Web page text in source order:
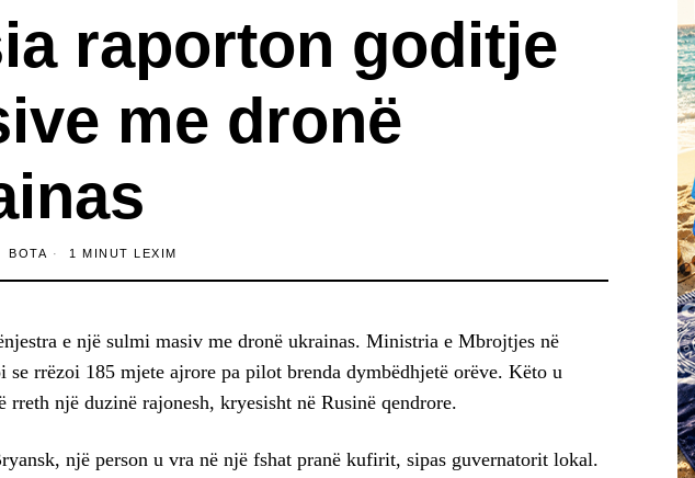
raporton goditje
me dronë
BOTA 1 MINUT LEXIM
e një sulmi masiv me dronë ukrainas. Ministria e Mbrojtjes në
se rrëzoi 185 mjete ajrore pa pilot brenda dymbëdhjetë orëve. Këto u
rreth një duzinë rajonesh, kryesisht në Rusinë qendrore.
një person u vra në një fshat pranë kufirit, sipas guvernatorit lokal.